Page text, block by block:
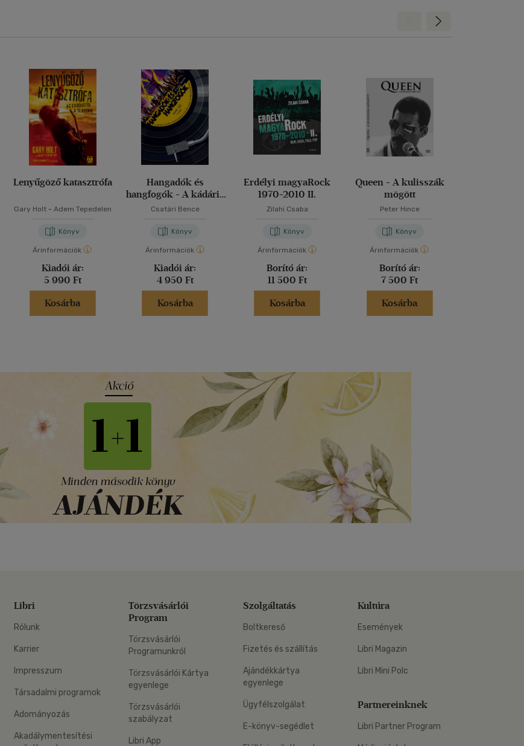
Lenyűgöző katasztrófa
Gary Holt- Adem Tepedelen
Könyv
Árinformációk
Kiadói ár:
5 990 Ft
Kosárba
Hangadók és
hangfogók - A kádári-
aczéli könnyűzenei
felülnézetből
Csatári Bence
Könyv
Árinformációk
Kiadói ár:
4 950 Ft
Kosárba
Erdélyi magyaRock
1970-2010 II.
Zilahi Csaba
Könyv
Árinformációk
Borító ár:
11 500 Ft
Kosárba
Queen - A kulisszák
mögött
Peter Hince
Könyv
Árinformációk
Borító ár:
7 500 Ft
Kosárba
Előre
Libri
Rólunk
Karrier
Impresszum
Társadalmi programok
Adományozás
Akadálymentesítési
Törzsvásárlói
Program
Törzsvásárlói
Programunkról
Törzsvásárlói Kártya
egyenlege
Törzsvásárlói
szabályzat
Libri App
Szolgáltatás
Boltkereső
Fizetés és szállítás
Ajándékkártya
egyenlege
Ügyfélszolgálat
E-könyv-segédlet
Kultúra
Események
Libri Magazin
Libri Mini Polc
Partnereinknek
Libri Partner Program